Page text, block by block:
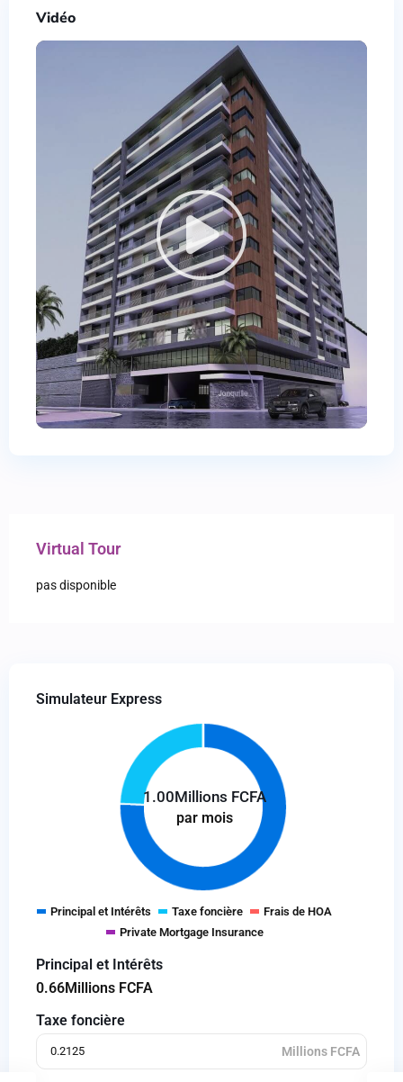
Vidéo
Virtual Tour
pas disponible
Simulateur Express
1.00Millions FCFA
par mois
Principal et Intérêts Taxe foncière
Frais de HOA
Private Mortgage Insurance
Principal et Intérêts
0.66Millions FCFA
Taxe foncière